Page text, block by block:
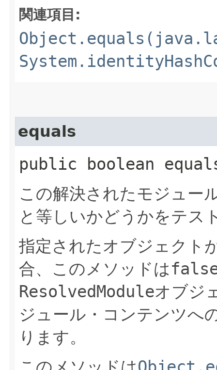
関連項目:
equals
public boolean
この解決されたモジュー
と等しいかどうかをテス
指定されたオブジェクト
合、このメソッドは
ResolvedModuleオブジ
ジュール・コンテンツへ
ります。